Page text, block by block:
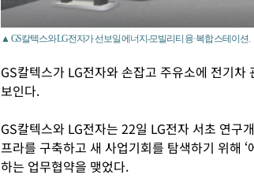
▲ GS칼텍스와 LG전자가 선보일 에너지-모빌리티 융·복합 스테이션.
GS칼텍스가 LG전자와 손잡고 주유소에 전기
보인다.
GS칼텍스와 LG전자는 22일 LG전자 서초 연구
프라를 구축하고 새 사업기회를 탐색하기 위해
하는 업무협약을 맺었다.